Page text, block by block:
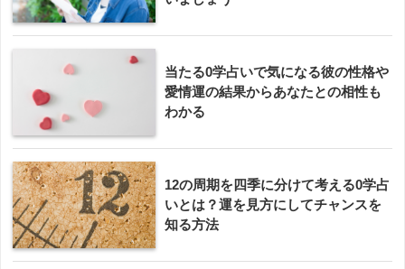
当たる0学占いで気になる彼の性格や
愛情運の結果からあなたとの相性も
わかる
12の周期を四季に分けて考える0学占
いとは？運を見方にしてチャンスを
知る方法